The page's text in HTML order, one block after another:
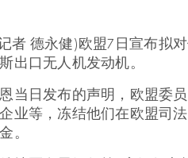
者 德永健)欧盟7日宣布拟
出口无人机发动机。
当日发布的声明，欧盟委
业等，冻结他们在欧盟司
。